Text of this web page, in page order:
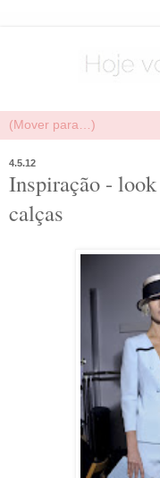
4.5.12
Inspiração -
calças